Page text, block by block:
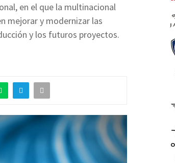
en el que la multinacional
mejorar y modernizar las
y los futuros proyectos.